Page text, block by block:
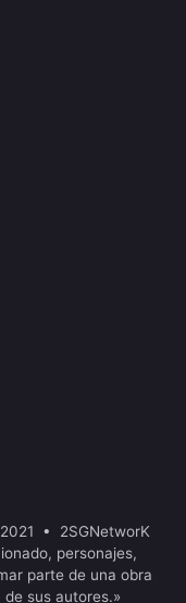
• 2SGNetworK
personajes,
parte de una obra
sus autores.»